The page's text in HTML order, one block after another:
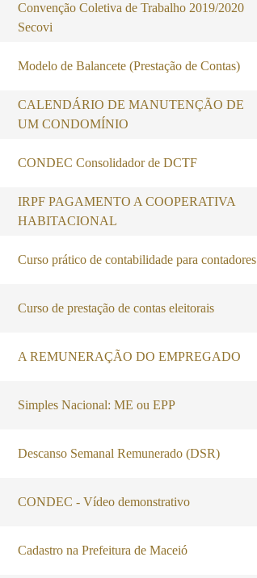
Convenção Coletiva de Trabalho 2019/2020
Secovi
Modelo de Balancete (Prestação de Contas)
CALENDÁRIO DE MANUTENÇÃO DE
UM CONDOMÍNIO
CONDEC Consolidador de DCTF
IRPF PAGAMENTO A COOPERATIVA
HABITACIONAL
Curso prático de contabilidade para contadores
Curso de prestação de contas eleitorais
A REMUNERAÇÃO DO EMPREGADO
Simples Nacional: ME ou EPP
Descanso Semanal Remunerado (DSR)
CONDEC - Vídeo demonstrativo
Cadastro na Prefeitura de Maceió